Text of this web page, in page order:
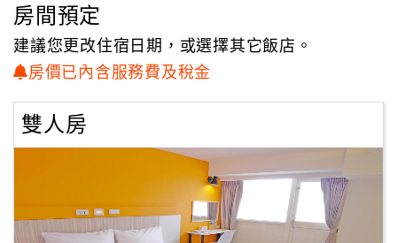
客
務
顧
客
房間預定
建議您更改住宿日期，或選擇其它飯店。
房價已內含服務費及稅金
雙人房